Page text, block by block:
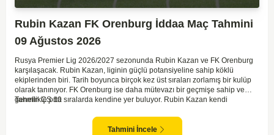
Rubin Kazan FK Orenburg İddaa Maç Tahmini
09 Ağustos 2026
Rusya Premier Lig 2026/2027 sezonunda Rubin Kazan ve FK Orenburg
karşılaşacak. Rubin Kazan, liginin güçlü potansiyeline sahip köklü
ekiplerinden biri. Tarih boyunca birçok kez üst sıraları zorlamış bir kulüp
olarak tanınıyor. FK Orenburg ise daha mütevazı bir geçmişe sahip ve
genellikle orta sıralarda kendine yer buluyor. Rubin Kazan kendi
gösteriyor. Toparlayacak olursak bu maçta ev sahibi ekibin bir adım önde
Tahmin ÇŞ 10
Tahmini İncele